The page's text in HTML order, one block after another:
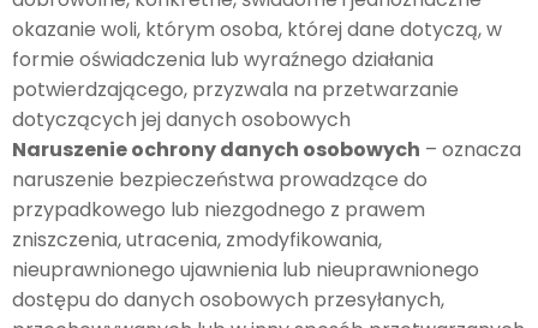
okazanie woli, którym osoba, której dane dotyczą, w
formie oświadczenia lub wyraźnego działania
potwierdzającego, przyzwala na przetwarzanie
dotyczących jej danych osobowych
Naruszenie ochrony danych osobowych – oznacza
naruszenie bezpieczeństwa prowadzące do
przypadkowego lub niezgodnego z prawem
zniszczenia, utracenia, zmodyfikowania,
nieuprawnionego ujawnienia lub nieuprawnionego
dostępu do danych osobowych przesyłanych,